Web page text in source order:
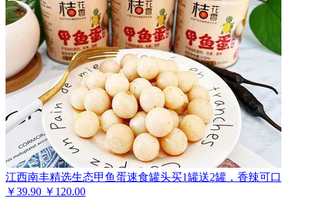
江西南丰精选生态甲鱼蛋速食罐头买1罐送2罐，香辣可口
￥39.90 ￥120.00